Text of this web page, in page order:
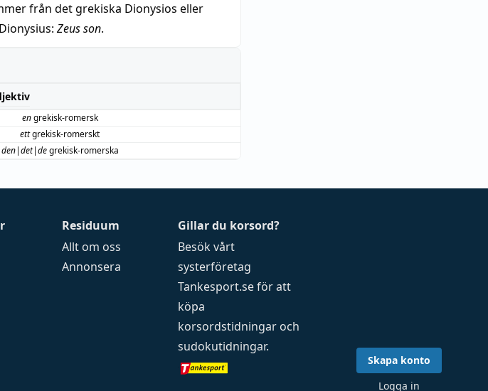
från det grekiska Dionysios eller
Zeus son.
engrekisk-romersk
ettgrekisk-romerskt
den|det|degrekisk-romerska
Residuum
Allt om oss
Annonsera
Gillar du korsord?
Besök vårt
systerföretag
Tankesport.seför att
köpa
korsordstidningar och
sudokutidningar.
Skapa konto
Logga in